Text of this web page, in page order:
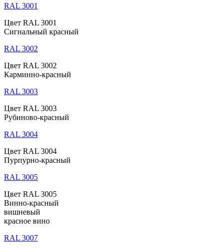
RAL 3001
Цвет RAL 3001
Сигнальный красный
RAL 3002
Цвет RAL 3002
Карминно-красный
RAL 3003
Цвет RAL 3003
Рубиново-красный
RAL 3004
Цвет RAL 3004
Пурпурно-красный
RAL 3005
Цвет RAL 3005
Винно-красный
вишневый
красное вино
RAL 3007